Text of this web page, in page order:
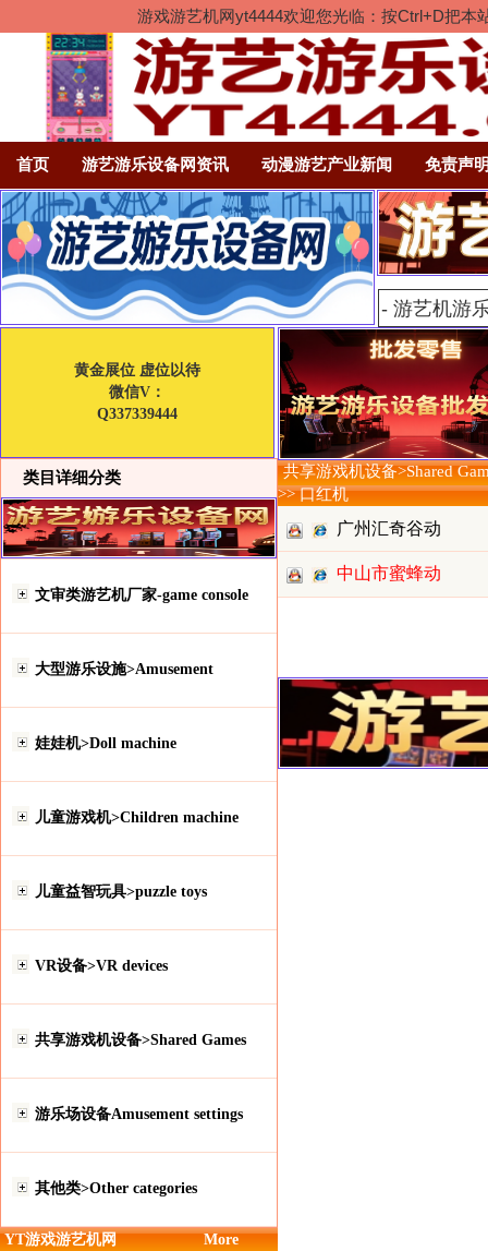
游戏游艺机网yt4444欢迎您光临：按Ctrl+D把
首页 游艺游乐设备网资讯 动漫游艺产业新闻 免责声
黄金展位 虚位以待
微信V：
Q337339444
类目详细分类
文审类游艺机厂家-game console
大型游乐设施>Amusement
娃娃机>Doll machine
儿童游戏机>Children machine
儿童益智玩具>puzzle toys
VR设备>VR devices
共享游戏机设备>Shared Games
游乐场设备Amusement settings
其他类>Other categories
YT游戏游艺机网
More
共享游戏机设备>Shared
>> 口红机
广州汇奇谷动
漫科技有中山市蜜蜂动